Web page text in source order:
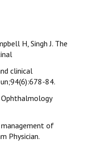
H, Singh J. The
clinical
84.
management of
Physician.